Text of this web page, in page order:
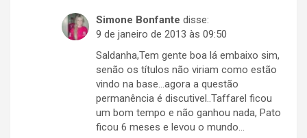
Simone Bonfante disse:
9 de janeiro de 2013 às 09:50
Saldanha,Tem gente boa lá embaixo sim,
senão os títulos não viriam como estão
vindo na base…agora a questão
permanência é discutivel..Taffarel ficou
um bom tempo e não ganhou nada, Pato
ficou 6 meses e levou o mundo…